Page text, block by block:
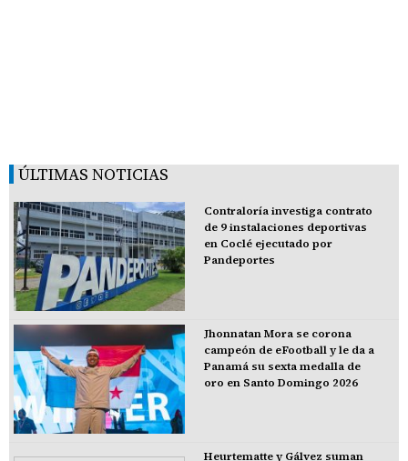
ÚLTIMAS NOTICIAS
Contraloría investiga contrato
de 9 instalaciones deportivas
en Coclé ejecutado por
Pandeportes
Jhonnatan Mora se corona
campeón de eFootball y le da a
Panamá su sexta medalla de
oro en Santo Domingo 2026
Heurtematte y Gálvez suman